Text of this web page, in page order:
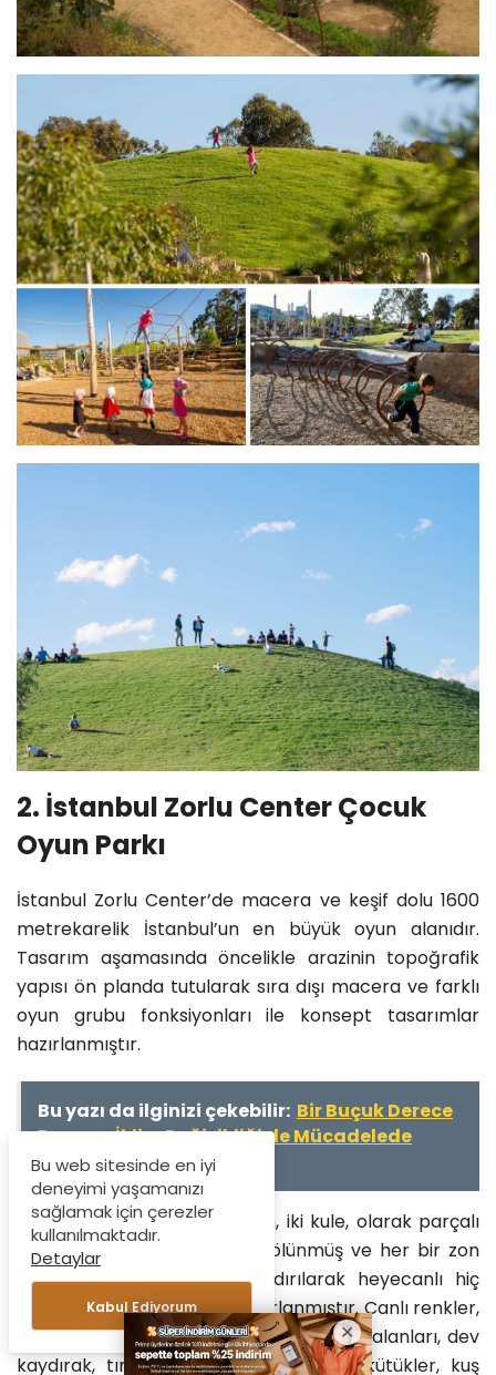
2. İstanbul Zorlu Center Çocuk
Oyun Parkı
İstanbul Zorlu Center’de macera ve keşif dolu 1600
metrekarelik İstanbul’un en büyük oyun alanıdır.
Tasarım aşamasında öncelikle arazinin topoğrafik
yapısı ön planda tutularak sıra dışı macera ve farklı
oyun grubu fonksiyonları ile konsept tasarımlar
hazırlanmıştır.
Bu yazı da ilginizi çekebilir: Bir Buçuk Derece
Raporu: İklim Değişikliğiyle Mücadelede
Kritik Eşik
Alçak oyun adası, dağlık alan, iki kule, olarak parçalı
bir şeklide alanlar zonlara bölünmüş ve her bir zon
çocuklara farklı hisler uyandırılarak heyecanlı hiç
bitmeyen alanlar olarak tasarlanmıştır. Canlı renkler,
su oyunları, tepeler, köprüler, saklanma alanları, dev
kaydırak, tırmanma duvarları, ahşap kütükler, kuş
Bu web sitesinde en iyi
deneyimi yaşamanızı
sağlamak için çerezler
kullanılmaktadır.
Detaylar
Kabul Ediyorum